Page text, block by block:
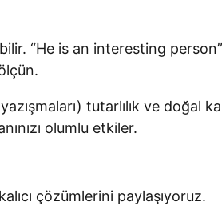
“He is an interesting
tutarlılık ve doğal
olumlu etkiler.
çözümlerini paylaşıyoruz.